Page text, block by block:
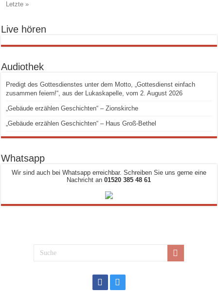
Letzte »
Live hören
Audiothek
Predigt des Gottesdienstes unter dem Motto, „Gottesdienst einfach
zusammen feiern!“, aus der Lukaskapelle, vom 2. August 2026
„Gebäude erzählen Geschichten“ – Zionskirche
„Gebäude erzählen Geschichten“ – Haus Groß-Bethel
Whatsapp
Wir sind auch bei Whatsapp erreichbar. Schreiben Sie uns gerne eine
Nachricht an01520 385 48 61